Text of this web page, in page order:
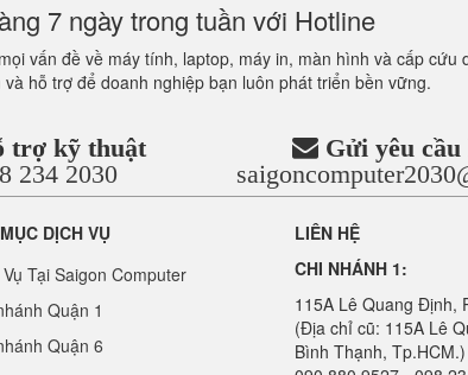
7 ngày trong tuần với Hotline
vấn đề về máy tính, laptop, máy in, màn hình và cấp cứu
hỗ trợ để doanh nghiệp bạn luôn phát triển bền vững.
trợ kỹ thuật
234 2030
Gửi yêu
DỊCH VỤ
Tại Saigon Computer
Quận 1
Quận 6
LIÊN HỆ
CHI NHÁNH 1:
115A Lê Quang Định,
(Địa chỉ cũ: 115A Lê
Bình Thạnh, Tp.HCM.)